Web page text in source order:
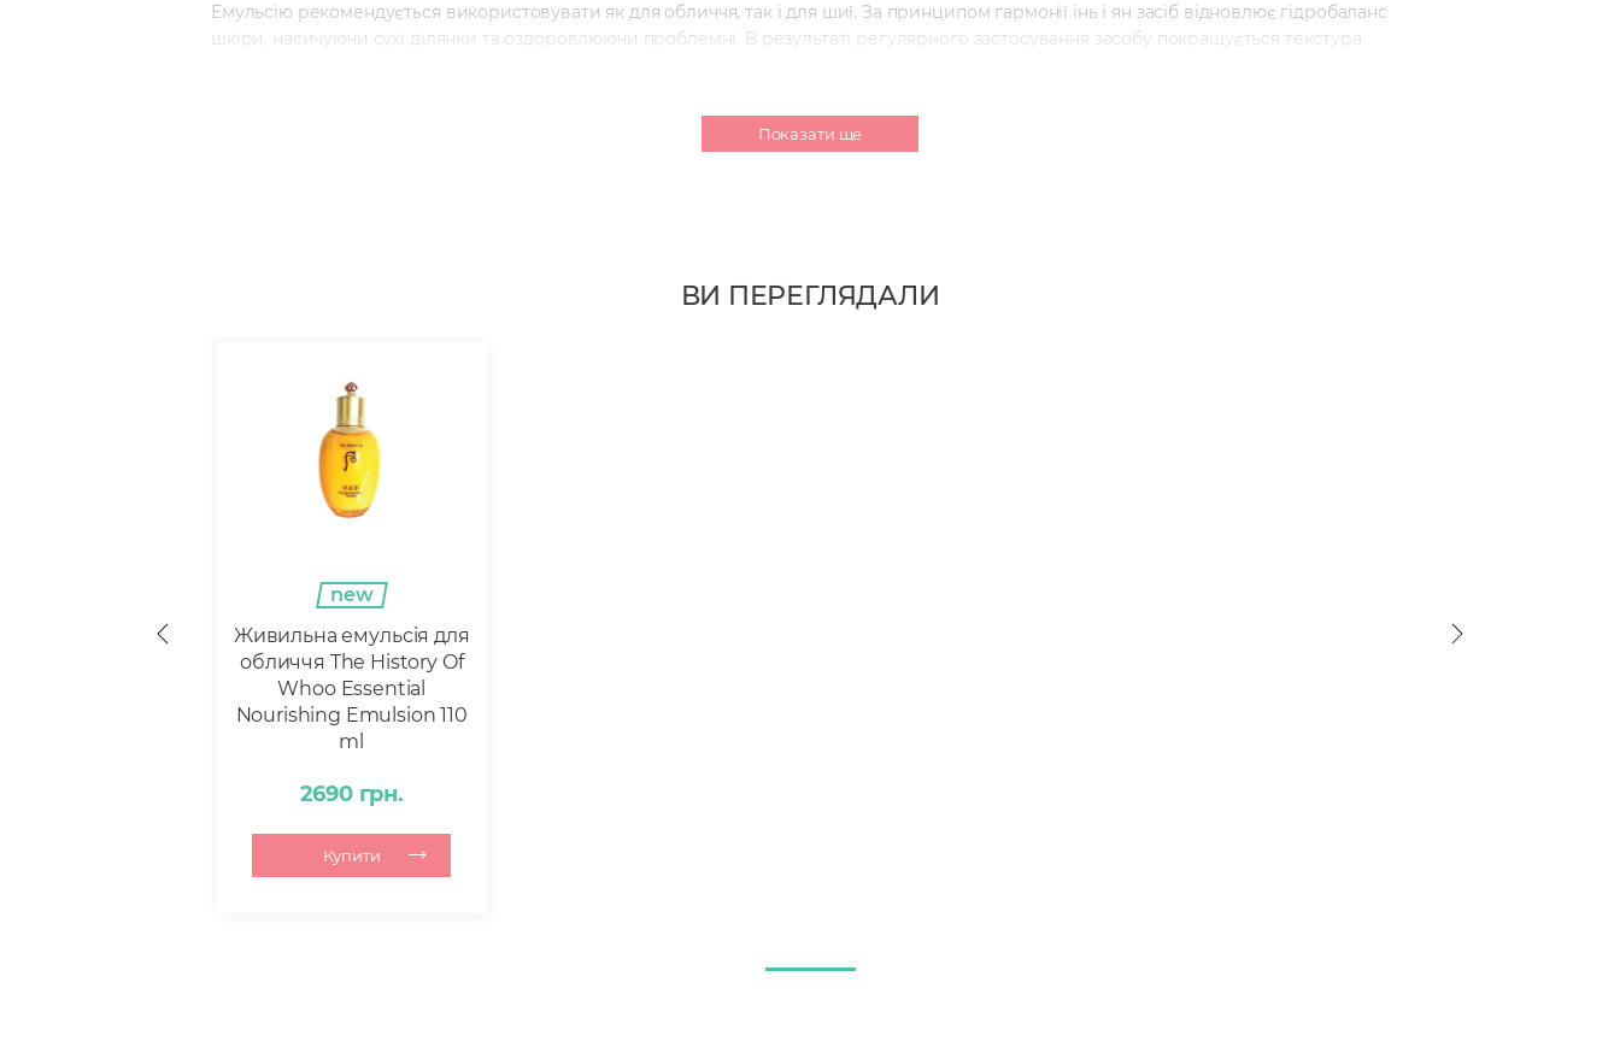
Емульсію рекомендується використовувати як для обличчя, так і для шиї. За принципом гармонії інь і ян засіб відновлює гідробаланс
шкіри, насичуючи сухі ділянки та оздоровлюючи проблемні. В результаті регулярного застосування засобу покращується текстура
Спосіб застосування: вранці та ввечері нанесіть засіб на очищену та тонізовану шкіру обличчя та шиї легкими рухами, що поплескують.
Показати ще
ВИ ПЕРЕГЛЯДАЛИ
new
Живильна емульсія для
обличчя The History Of
Whoo Essential
Nourishing Emulsion 110
ml
2690 грн.
Купити